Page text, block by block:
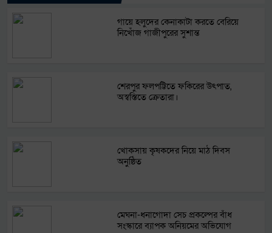
গায়ে হলুদের কেনাকাটা করতে বেরিয়ে
নিখোঁজ গাজীপুরের সুশান্ত
শেরপুর ফলপট্টিতে ফকিরের উৎপাত,
অস্বস্তিতে ক্রেতারা।
খোকসায় কৃষকদের নিয়ে মাঠ দিবস
অনুষ্ঠিত
মেঘনা-ধনাগোদা সেচ প্রকল্পের বাঁধ
সংস্কারে ব্যাপক অনিয়মের অভিযোগ